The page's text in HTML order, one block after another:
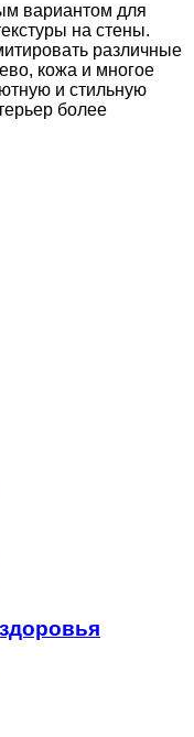
вариантом для
на стены.
различные
кожа и многое
и стильную
более